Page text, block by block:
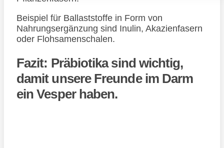
Beispiel für Ballaststoffe in Form von
Nahrungsergänzung sind Inulin, Akazienfasern
oder Flohsamenschalen.
Fazit: Präbiotika sind wichtig,
damit unsere Freunde im Darm
ein Vesper haben.